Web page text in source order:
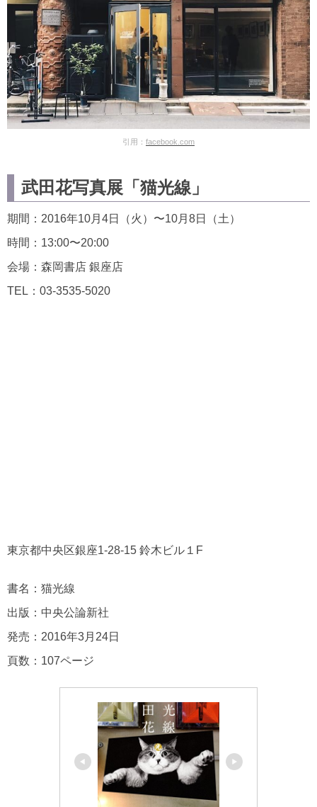
引用： facebook.com
武田花写真展「猫光線」
期間：2016年10月4日（火）〜10月8日（土）
時間：13:00〜20:00
会場：森岡書店 銀座店
TEL：03-3535-5020
東京都中央区銀座1-28-15 鈴木ビル１F
書名：猫光線
出版：中央公論新社
発売：2016年3月24日
頁数：107ページ